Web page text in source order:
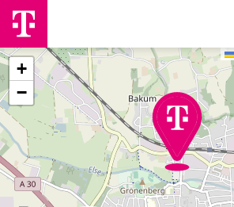
+
−